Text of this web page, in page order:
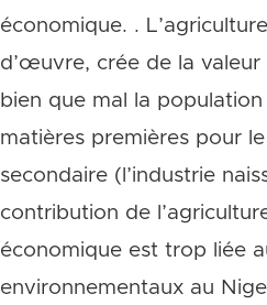
économique. .
d’œuvre, crée de la
bien que mal la
matières premières pour
secondaire (l’industrie
contribution de
économique est trop liée
environnementaux au